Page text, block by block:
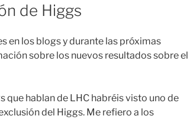
de Higgs
en los blogs y durante las próximas
sobre los nuevos resultados sobre el
que hablan de LHC habréis visto uno de
del Higgs. Me refiero a los